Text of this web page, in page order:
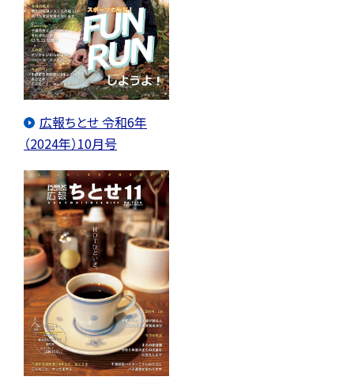
広報ちとせ 令和6年
（2024年）10月号